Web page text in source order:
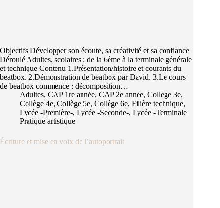
Objectifs Développer son écoute, sa créativité et sa confiance
Déroulé Adultes, scolaires : de la 6ème à la terminale générale
et technique Contenu 1.Présentation/histoire et courants du
beatbox. 2.Démonstration de beatbox par David. 3.Le cours
de beatbox commence : décomposition…
Adultes, CAP 1re année, CAP 2e année, Collège 3e,
Collège 4e, Collège 5e, Collège 6e, Filière technique,
Lycée -Première-, Lycée -Seconde-, Lycée -Terminale
Pratique artistique
Écriture et mise en voix de l’autoportrait